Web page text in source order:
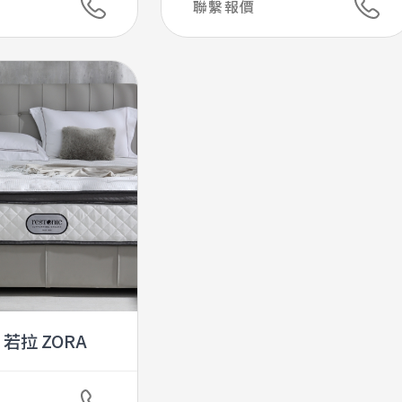
聯繫報價
拉 ZORA